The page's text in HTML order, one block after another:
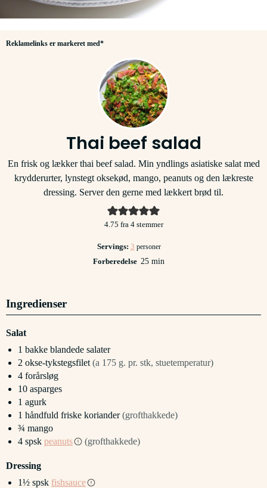
Reklamelinks er markeret med*
Thai beef salad
En frisk og lækker thai beef salad. Min yndlings asiatiske salat med
krydderurter, lynstegt oksekød, mango, peanuts og den lækreste
dressing. Server den gerne med lækkert brød til.
4.75 fra 4stemmer
Servings: 3 personer
Forberedelse 25minutter
min
Ingredienser
Salat
1 bakke blandede salater
2 okse-tykstegsfilet (a 175 g. pr. stk, stuetemperatur)
4 forårsløg
10 asparges
1 agurk
1 håndfuld friske koriander (grofthakkede)
¾ mango
4 spsk peanuts (grofthakkede)
Dressing
1½ spsk fishsauce